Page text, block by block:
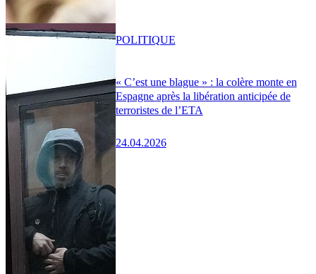
« C’est une blague » : la colère monte en
Espagne après la libération anticipée de
terroristes de l’ETA
24.04.2026
POLITIQUE